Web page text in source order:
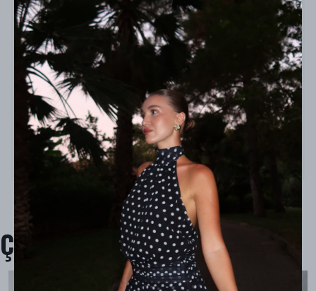
Model Ölçüleri : 167cm/53kg
Modelin Beden : 34 beden
Ürün İçeriği : -
Ürün Boyu : 109 cm
Çok Satanlar